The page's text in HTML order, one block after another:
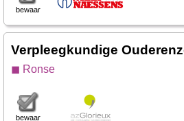
bewaar
Verpleegkundige
◼ Ronse
bewaar